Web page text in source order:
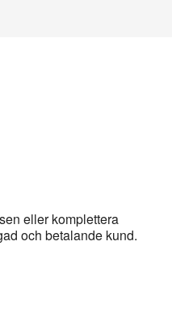
eller komplettera
och betalande kund.